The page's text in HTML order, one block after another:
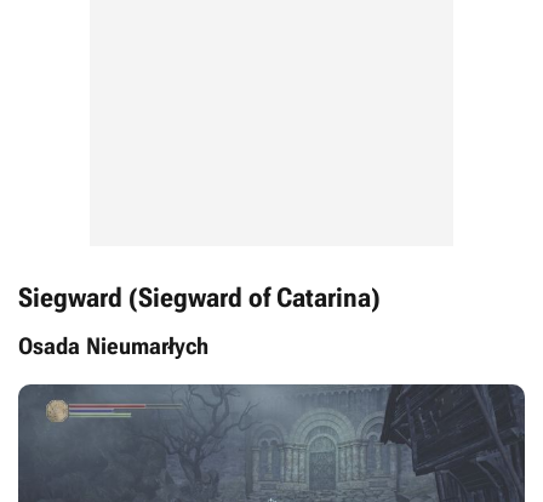
Siegward (Siegward of Catarina)
Osada Nieumarłych